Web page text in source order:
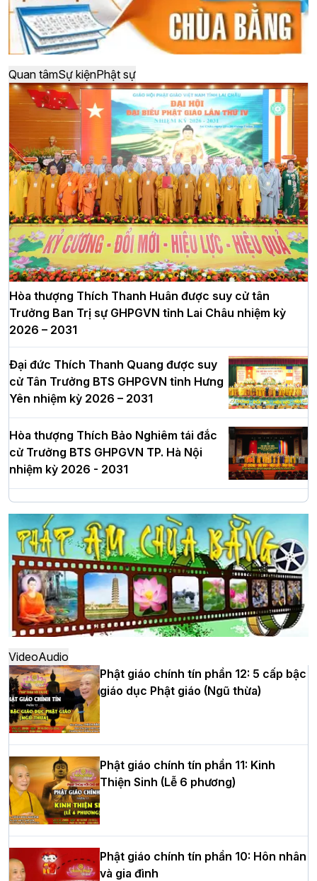
Quan tâmSự kiệnPhật sự
Hòa thượng Thích Thanh Huân được suy cử tân
Trưởng Ban Trị sự GHPGVN tỉnh Lai Châu nhiệm kỳ
2026 – 2031
Đại đức Thích Thanh Quang được suy
cử Tân Trưởng BTS GHPGVN tỉnh Hưng
Yên nhiệm kỳ 2026 – 2031
Hòa thượng Thích Bảo Nghiêm tái đắc
cử Trưởng BTS GHPGVN TP. Hà Nội
nhiệm kỳ 2026 - 2031
Hà Nội: Long trọng lễ khởi công xây
dựng Trung tâm văn hóa Phật giáo Thủ
đô
Hà Nội: Ngày tu học cuối cùng khép lại
khóa sinh hoạt Phật pháp mùa hè lần
thứ XIV tại chùa Bằng
Học yêu thương trong ngày tu tập thứ
tư của Khóa sinh hoạt Phật pháp mùa
hè tại chùa Bằng
HT.Thích Thọ Lạc được suy cử làm tân
Trưởng BTS GHPGVN tỉnh Nghệ An
VideoAudio
Phật giáo chính tín phần 12: 5 cấp bậc
giáo dục Phật giáo (Ngũ thừa)
Phật giáo chính tín phần 11: Kinh
Thiện Sinh (Lễ 6 phương)
Phật giáo chính tín phần 10: Hôn nhân
và gia đình